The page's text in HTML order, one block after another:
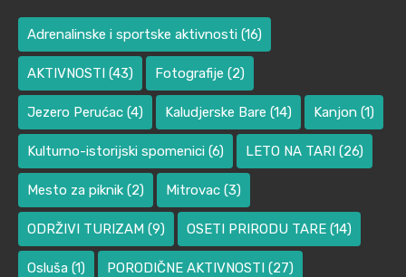
Adrenalinske i sportske aktivnosti (16)
AKTIVNOSTI (43) Fotografije (2)
Jezero Perućac (4) Kaludjerske Bare (14) Kanjon (1)
Kulturno-istorijski spomenici (6) LETO NA TARI (26)
Mesto za piknik (2) Mitrovac (3)
ODRŽIVI TURIZAM (9) OSETI PRIRODU TARE (14)
Osluša (1) PORODIČNE AKTIVNOSTI (27)